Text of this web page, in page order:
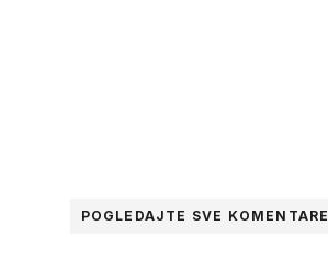
POGLEDAJTE SVE KOMENTARE